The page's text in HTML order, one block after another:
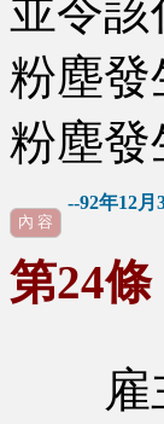
並令
粉塵發
粉塵發
--92年12月31
內 容
第24條
雇主